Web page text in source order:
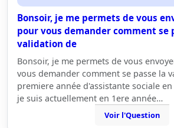
Bonsoir, je me permets de vous
pour vous demander comment se
validation de
Bonsoir, je me permets de vous
vous demander comment se passe la
premiere année d'assistante sociale
je suis actuellement en 1ere année…
Voir l'Question